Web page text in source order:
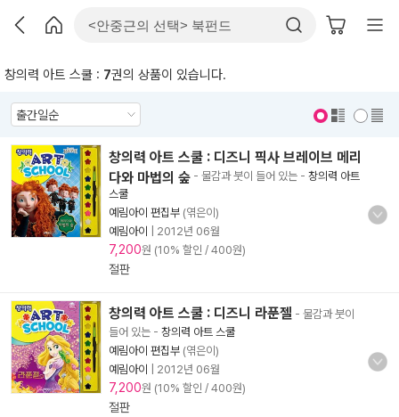
창의력 아트 스쿨 : 7권의 상품이 있습니다.
창의력 아트 스쿨 : 디즈니 픽사 브레이브 메리
다와 마법의 숲 - 물감과 붓이 들어 있는 - 창의력 아트
스쿨
예림아이 편집부 (엮은이)
예림아이
2012년 06월
7,200원 (10% 할인 / 400원)
절판
창의력 아트 스쿨 : 디즈니 라푼젤 - 물감과 붓이
들어 있는 - 창의력 아트 스쿨
예림아이 편집부 (엮은이)
예림아이
2012년 06월
7,200원 (10% 할인 / 400원)
절판